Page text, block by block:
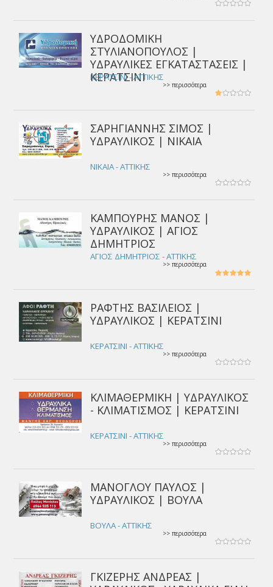
ΥΔΡΟΔΟΜΙΚΗ
ΣΤΥΛΙΑΝΟΠΟΥΛΟΣ |
ΥΔΡΑΥΛΙΚΕΣ ΕΓΚΑΤΑΣΤΑΣΕΙΣ |
ΚΕΡΑΤΣΙΝΙ
ΚΕΡΑΤΣΙΝΙ - ΑΤΤΙΚΗΣ
>> περισσότερα
ΣΑΡΗΓΙΑΝΝΗΣ ΣΙΜΟΣ |
ΥΔΡΑΥΛΙΚΟΣ | ΝΙΚΑΙΑ
ΝΙΚΑΙΑ - ΑΤΤΙΚΗΣ
>> περισσότερα
ΚΑΜΠΟΥΡΗΣ ΜΑΝΟΣ |
ΥΔΡΑΥΛΙΚΟΣ | ΑΓΙΟΣ
ΔΗΜΗΤΡΙΟΣ
ΑΓΙΟΣ ΔΗΜΗΤΡΙΟΣ - ΑΤΤΙΚΗΣ
>> περισσότερα
ΡΑΦΤΗΣ ΒΑΣΙΛΕΙΟΣ |
ΥΔΡΑΥΛΙΚΟΣ | ΚΕΡΑΤΣΙΝΙ
ΚΕΡΑΤΣΙΝΙ - ΑΤΤΙΚΗΣ
>> περισσότερα
ΚΛΙΜΑΘΕΡΜΙΚΗ | ΥΔΡΑΥΛΙΚΟΣ
- ΚΛΙΜΑΤΙΣΜΟΣ | ΚΕΡΑΤΣΙΝΙ
ΚΕΡΑΤΣΙΝΙ - ΑΤΤΙΚΗΣ
>> περισσότερα
ΜΑΝΟΓΛΟΥ ΠΑΥΛΟΣ |
ΥΔΡΑΥΛΙΚΟΣ | ΒΟΥΛΑ
ΒΟΥΛΑ - ΑΤΤΙΚΗΣ
>> περισσότερα
ΓΚΙΖΕΡΗΣ ΑΝΔΡΕΑΣ |